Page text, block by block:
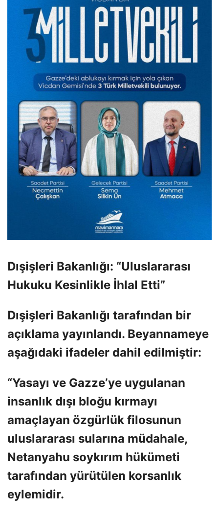
Dışişleri Bakanlığı: “Uluslararası
Hukuku Kesinlikle İhlal Etti”
Dışişleri Bakanlığı tarafından bir
açıklama yayınlandı. Beyannameye
aşağıdaki ifadeler dahil edilmiştir:
“Yasayı ve Gazze’ye uygulanan
insanlık dışı bloğu kırmayı
amaçlayan özgürlük filosunun
uluslararası sularına müdahale,
Netanyahu soykırım hükümeti
tarafından yürütülen korsanlık
eylemidir.